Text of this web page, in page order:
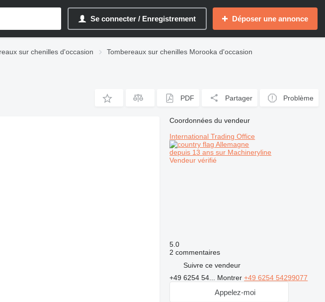
Se connecter / Enregistrement Déposer une annonce
sur chenilles d'occasion
Tombereaux sur chenilles Morooka d'occasion
PDF Partager Problème
Coordonnées du vendeur
International Trading Office
Allemagne
depuis 13 ans sur Machineryline
Vendeur vérifié
5.0
2 commentaires
Suivre ce vendeur
+49 6254 54... Montrer+49 6254 54299077
Appelez-moi